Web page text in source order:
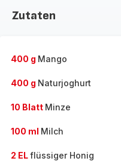
Zutaten
400 g Mango
400 g Naturjoghurt
10 Blatt Minze
100 ml Milch
2 ELflüssiger Honig